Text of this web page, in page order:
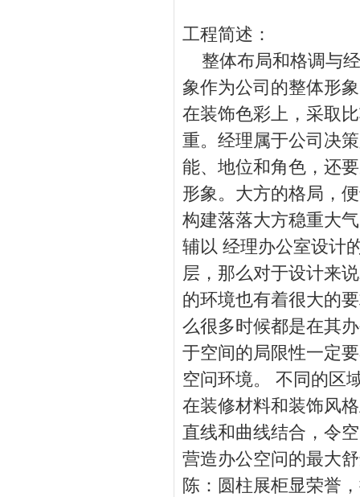
工程简述：
整体布局和格调与
象作为公司的整体形
在装饰色彩上，采取
重。经理属于公司决
能、地位和角色，还
形象。大方的格局，
构建落落大方稳重大
辅以 经理办公室设计
层，那么对于设计来
的环境也有着很大的
么很多时候都是在其
于空间的局限性一定
空问环境。 不同的区
在装修材料和装饰风
直线和曲线结合，令
营造办公空问的最大
陈：圆柱展柜显荣誉